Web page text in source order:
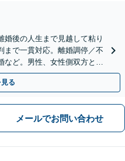
婚後の人生まで見越して粘り
まで一貫対応。離婚調停／不
など。男性、女性側双方とも
可（要予約）】
る
メールでお問い合わせ